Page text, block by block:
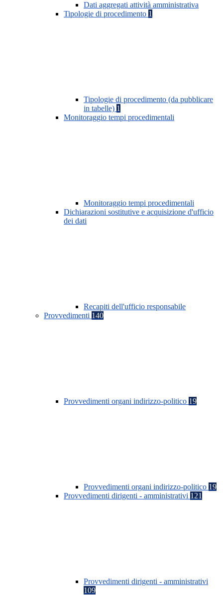
Dati aggregati attività amministrativa
Tipologie di procedimento 1
Tipologie di procedimento (da pubblicare
in tabelle) 1
Monitoraggio tempi procedimentali
Monitoraggio tempi procedimentali
Dichiarazioni sostitutive e acquisizione d'ufficio
dei dati
Recapiti dell'ufficio responsabile
Provvedimenti 140
Provvedimenti organi indirizzo-politico 19
Provvedimenti organi indirizzo-politico 19
Provvedimenti dirigenti - amministrativi 121
Provvedimenti dirigenti - amministrativi
109